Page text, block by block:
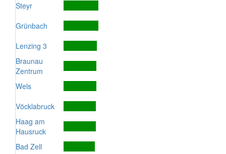
Steyr
Grünbach
Lenzing 3
Braunau
Zentrum
Wels
Vöcklabruck
Haag am
Hausruck
Bad Zell